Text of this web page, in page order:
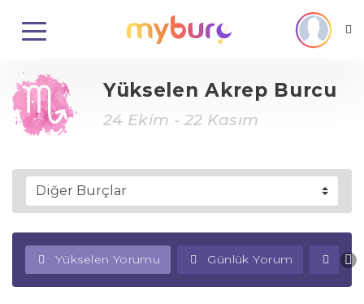
Yükselen Akrep Burcu
24 Ekim - 22 Kasım
Yükselen Yorumu Günlük Yorum